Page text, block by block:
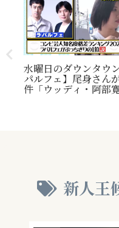
水曜日のダウンタウ
パルフェ】尾身さん
件「ウッディ・阿部
新人王